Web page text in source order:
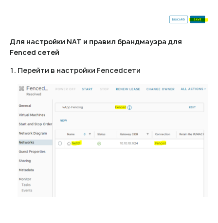
Для настройки NAT и правил брандмауэра для
Fenced сетей
Перейти в настройки Fencedсети